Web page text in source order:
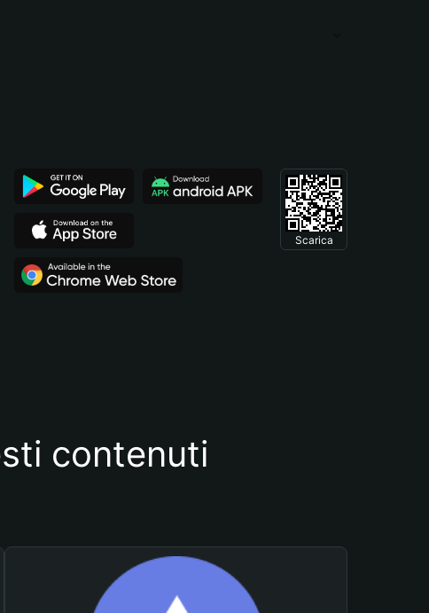
Scarica
contenuti